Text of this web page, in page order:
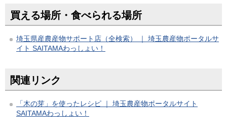
買える場所・食べられる場所
埼玉県産農産物サポート店（全検索） ｜ 埼玉農産物ポータルサ
イト SAITAMAわっしょい！
関連リンク
「木の芽」を使ったレシピ ｜ 埼玉農産物ポータルサイト
SAITAMAわっしょい！